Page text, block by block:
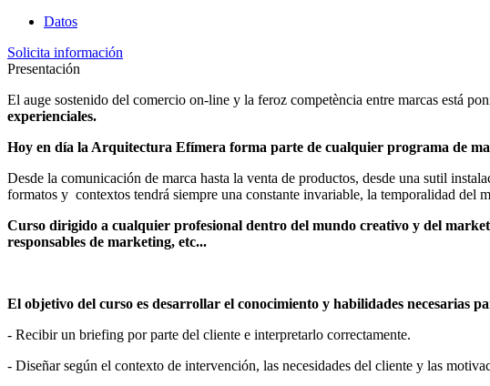
Datos
Solicita información
Presentación
El auge sostenido del comercio on-line y la feroz competència entre marcas está
experienciales.
Hoy en día la Arquitectura Efímera forma parte de cualquier programa de
Desde la comunicación de marca hasta la venta de productos, desde una sutil
formatos y contextos tendrá siempre una constante invariable, la temporalidad del
Curso dirigido a cualquier profesional dentro del mundo creativo y del
responsables de marketing, etc...
El objetivo del curso es desarrollar el conocimiento y habilidades necesarias
- Recibir un briefing por parte del cliente e interpretarlo correctamente.
- Diseñar según el contexto de intervención, las necesidades del cliente y las